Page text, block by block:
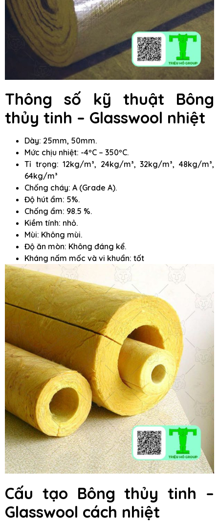
Thông số kỹ thuật Bông
thủy tinh – Glasswool nhiệt
Dày: 25mm, 50mm.
Mức chịu nhiệt: -4ºC – 350ºC.
Tỉ trọng: 12kg/m³, 24kg/m³, 32kg/m³, 48kg/m³,
64kg/m³
Chống cháy: A (Grade A).
Độ hút ẩm: 5%.
Chống ẩm: 98.5 %.
Kiềm tính: nhỏ.
Mùi: Không mùi.
Độ ăn mòn: Không đáng kể.
Kháng nấm mốc và vi khuẩn: tốt
Cấu tạo Bông thủy tinh –
Glasswool cách nhiệt